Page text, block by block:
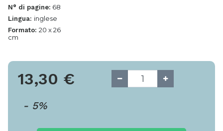
N° di pagine: 68
Lingua: inglese
Formato: 20 x 26
cm
13,30 €
- 5%